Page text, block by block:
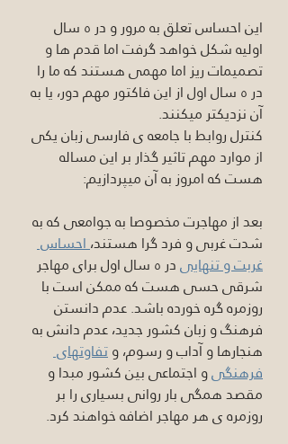
این احساس تعلق به مرور و در ٥ سال
اولیه شکل خواهد گرفت اما قدم ها و
تصمیمات ریز اما مهمی هستند که ما را
در ٥ سال اول از این فاکتور مهم دور، یا به
آن نزدیکتر میکنند.
کنترل روابط با جامعه ی فارسی زبان یکی
از موارد مهم تاثیر گذار بر این مساله
هست که امروز به آن میپردازیم:
بعد از مهاجرت مخصوصا به جوامعی که به
شدت غربی و فرد گرا هستند، احساس
غربت و تنهایی در ٥ سال اول برای مهاجر
شرقی حسی هست که ممکن است با
روزمره گره خورده باشد. عدم دانستن
فرهنگ و زبان کشور جدید، عدم دانش به
هنجارها و آداب و رسوم، و تفاوتهای
فرهنگی و اجتماعی بین کشور مبدا و
مقصد همگی بار روانی بسیاری را بر
روزمره ی هر مهاجر اضافه خواهند کرد.